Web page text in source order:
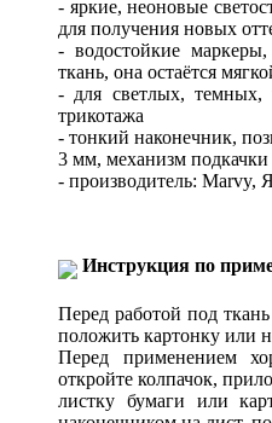
- яркие, неоновые
для получения новых
- водостойкие
ткань, она остаётся
- для светлых,
трикотажа
- тонкий наконечник,
3 мм, механизм подкачки
- производитель: Marvy,
Инструкция по
Перед работой под
положить картонку или
Перед применением
откройте колпачок,
листку бумаги или